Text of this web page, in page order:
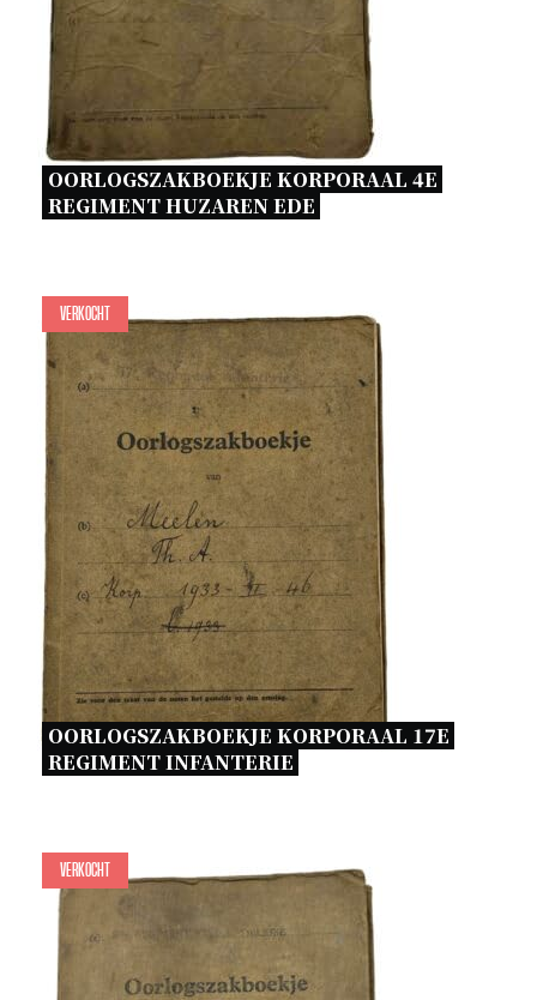
OORLOGSZAKBOEKJE KORPORAAL 4E
REGIMENT HUZAREN EDE
Verkocht
OORLOGSZAKBOEKJE KORPORAAL 17E
REGIMENT INFANTERIE
Verkocht